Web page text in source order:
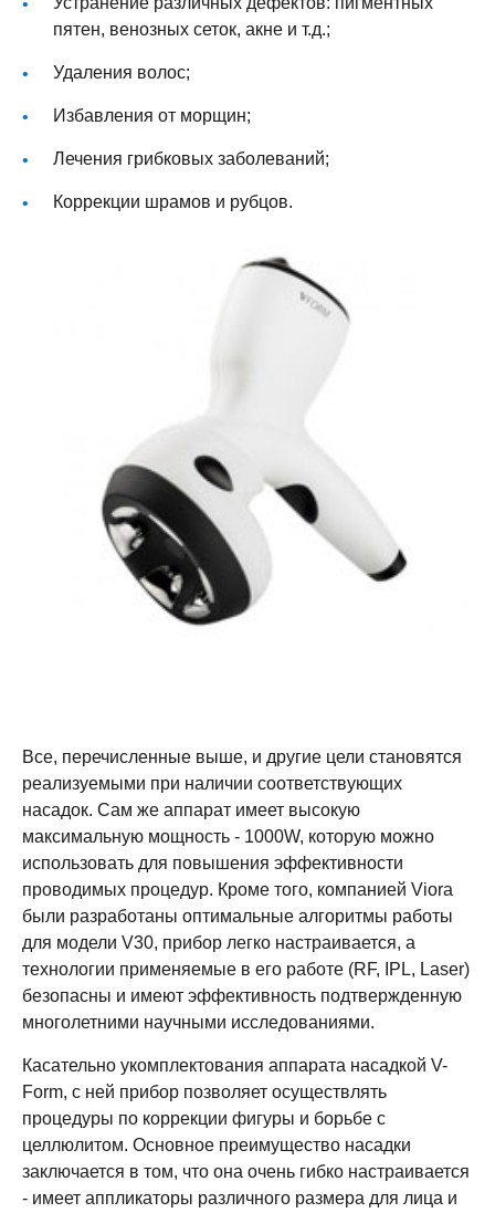
пятен, венозных сеток, акне и т.д.;
Удаления волос;
Избавления от морщин;
Лечения грибковых заболеваний;
Коррекции шрамов и рубцов.
Все, перечисленные выше, и другие цели становятся
реализуемыми при наличии соответствующих
насадок. Сам же аппарат имеет высокую
максимальную мощность - 1000W, которую можно
использовать для повышения эффективности
проводимых процедур. Кроме того, компанией Viora
были разработаны оптимальные алгоритмы работы
для модели V30, прибор легко настраивается, а
технологии применяемые в его работе (RF, IPL, Laser)
безопасны и имеют эффективность подтвержденную
многолетними научными исследованиями.
Касательно укомплектования аппарата насадкой V-
Form, с ней прибор позволяет осуществлять
процедуры по коррекции фигуры и борьбе с
целлюлитом. Основное преимущество насадки
заключается в том, что она очень гибко настраивается
- имеет аппликаторы различного размера для лица и